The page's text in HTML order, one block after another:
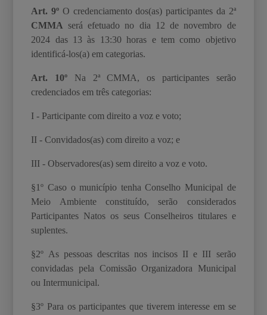
Art. 9º O credenciamento dos(as) participantes da 2ª
CMMA será efetuado no dia 12 de novembro de
2024 das 13 às 13:30 horas e tem como objetivo
identificá-los(a) em categorias.
Art. 10º Na 2ª CMMA, os participantes serão
credenciados em três categorias:
I - Participante com direito a voz e voto;
II - Convidados(as) com direito a voz; e
III - Observadores(as) sem direito a voz e voto.
§1º Caso o município tenha Conselho Municipal de
Meio Ambiente constituído, serão considerados
Participantes Natos os seus Conselheiros titulares e
suplentes.
§2º As pessoas descritas nos incisos II e III serão
convidadas pela Comissão Organizadora Municipal
ou Intermunicipal.
§3º Para os participantes que tiverem interesse em se